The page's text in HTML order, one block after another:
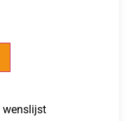
wenslijst